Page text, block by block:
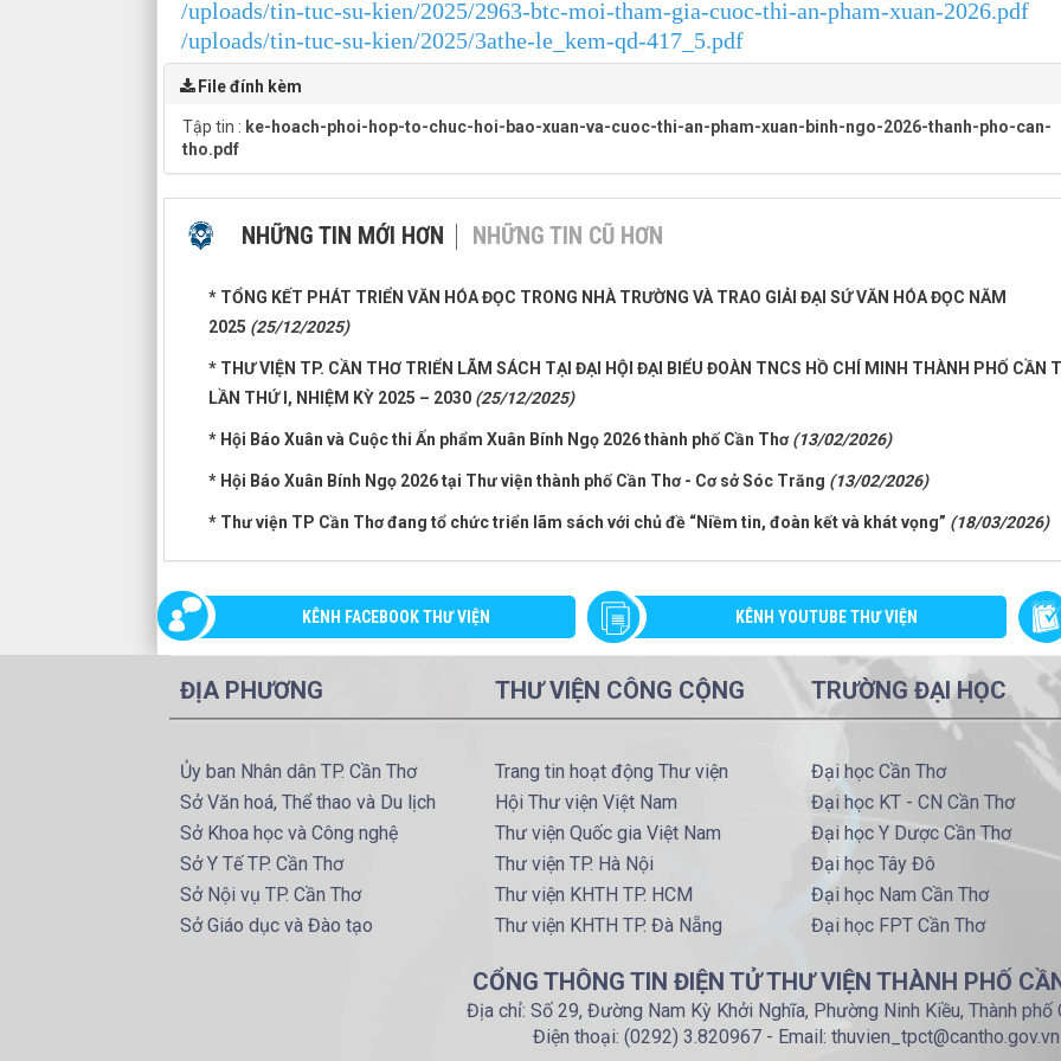
/uploads/tin-tuc-su-kien/2025/2963-btc-moi-tham-gia-cuoc-thi-an-pham-xuan-2026.pdf
/uploads/tin-tuc-su-kien/2025/3athe-le_kem-qd-417_5.pdf
File đính kèm
Tập tin : ke-hoach-phoi-hop-to-chuc-hoi-bao-xuan-va-cuoc-thi-an-pham-xuan-binh-ngo-2026-thanh-pho-can-
tho.pdf
NHỮNG TIN MỚI HƠN NHỮNG TIN CŨ HƠN
* TỔNG KẾT PHÁT TRIỂN VĂN HÓA ĐỌC TRONG NHÀ TRƯỜNG VÀ TRAO GIẢI ĐẠI SỨ VĂN HÓA ĐỌC NĂM
2025 (25/12/2025)
* THƯ VIỆN TP. CẦN THƠ TRIỂN LÃM SÁCH TẠI ĐẠI HỘI ĐẠI BIỂU ĐOÀN TNCS HỒ CHÍ MINH THÀNH PHỐ CẦN
LẦN THỨ I, NHIỆM KỲ 2025 – 2030 (25/12/2025)
* Hội Báo Xuân và Cuộc thi Ấn phẩm Xuân Bính Ngọ 2026 thành phố Cần Thơ(13/02/2026)
* Hội Báo Xuân Bính Ngọ 2026 tại Thư viện thành phố Cần Thơ - Cơ sở Sóc Trăng (13/02/2026)
* Thư viện TP Cần Thơ đang tổ chức triển lãm sách với chủ đề “Niềm tin, đoàn kết và khát vọng” (18/03/2026)
KÊNH FACEBOOK THƯ VIỆN KÊNH YOUTUBE THƯ VIỆN
ĐỊA PHƯƠNG
Ủy ban Nhân dân TP. Cần Thơ
Sở Văn hoá, Thể thao và Du lịch
Sở Khoa học và Công nghệ
Sở Y Tế TP. Cần Thơ
Sở Nội vụ TP. Cần Thơ
Sở Giáo dục và Đào tạo
THƯ VIỆN CÔNG CỘNG
Trang tin hoạt động Thư viện
Hội Thư viện Việt Nam
Thư viện Quốc gia Việt Nam
Thư viện TP. Hà Nội
Thư viện KHTH TP. HCM
Thư viện KHTH TP. Đà Nẵng
TRƯỜNG ĐẠI HỌC
Đại học Cần Thơ
Đại học KT - CN Cần Thơ
Đại học Y Dược Cần Thơ
Đại học Tây Đô
Đại học Nam Cần Thơ
Đại học FPT Cần Thơ
CỔNG THÔNG TIN ĐIỆN TỬ THƯ VIỆN THÀNH PHỐ
Địa chỉ: Số 29, Đường Nam Kỳ Khởi Nghĩa, Phường Ninh Kiều, Thành phố
Điện thoại: (0292) 3.820967 - Email: thuvien_tpct@cantho.gov.vn